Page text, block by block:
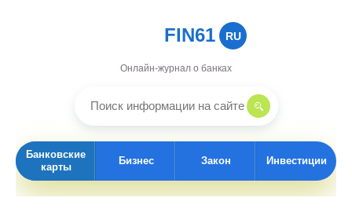
FIN61 RU
Онлайн-журнал о банках
Банковские
карты
Бизнес Закон Инвестиции